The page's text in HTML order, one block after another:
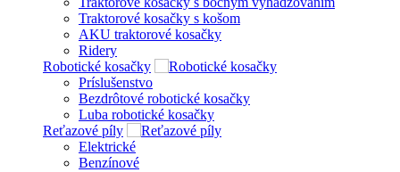
Traktorové kosačky s košom
AKU traktorové kosačky
Ridery
Robotické kosačky
Príslušenstvo
Bezdrôtové robotické kosačky
Luba robotické kosačky
Reťazové píly
Elektrické
Benzínové